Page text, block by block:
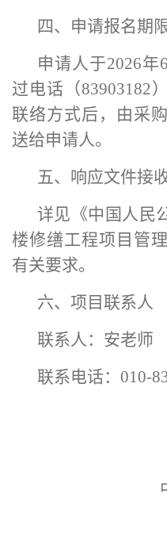
四、申请报名期
申请人于2026
过电话（83903182
联络方式后，由采
送给申请人。
五、响应文件接
详见《中国人民
楼修缮工程项目管
有关要求。
六、项目联系人
联系人：安老师
联系电话：010-